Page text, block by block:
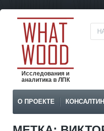
Исследования и
аналитика в ЛПК
О ПРОЕКТЕ